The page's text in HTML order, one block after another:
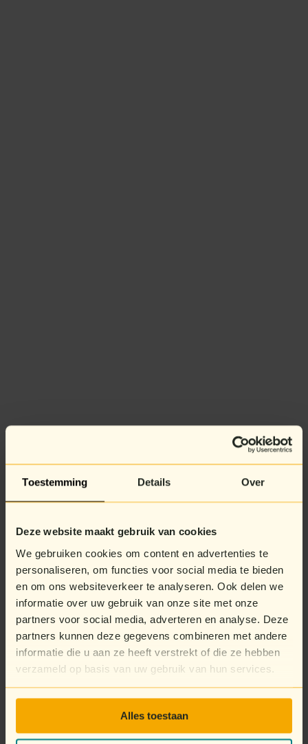
Toestemming Details Over
Deze website maakt gebruik van cookies
We gebruiken cookies om content en advertenties te
personaliseren, om functies voor social media te bieden
en om ons websiteverkeer te analyseren. Ook delen we
informatie over uw gebruik van onze site met onze
partners voor social media, adverteren en analyse. Deze
partners kunnen deze gegevens combineren met andere
informatie die u aan ze heeft verstrekt of die ze hebben
verzameld op basis van uw gebruik van hun services.
Alles toestaan